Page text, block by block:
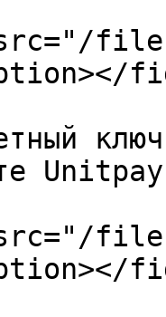
files/-